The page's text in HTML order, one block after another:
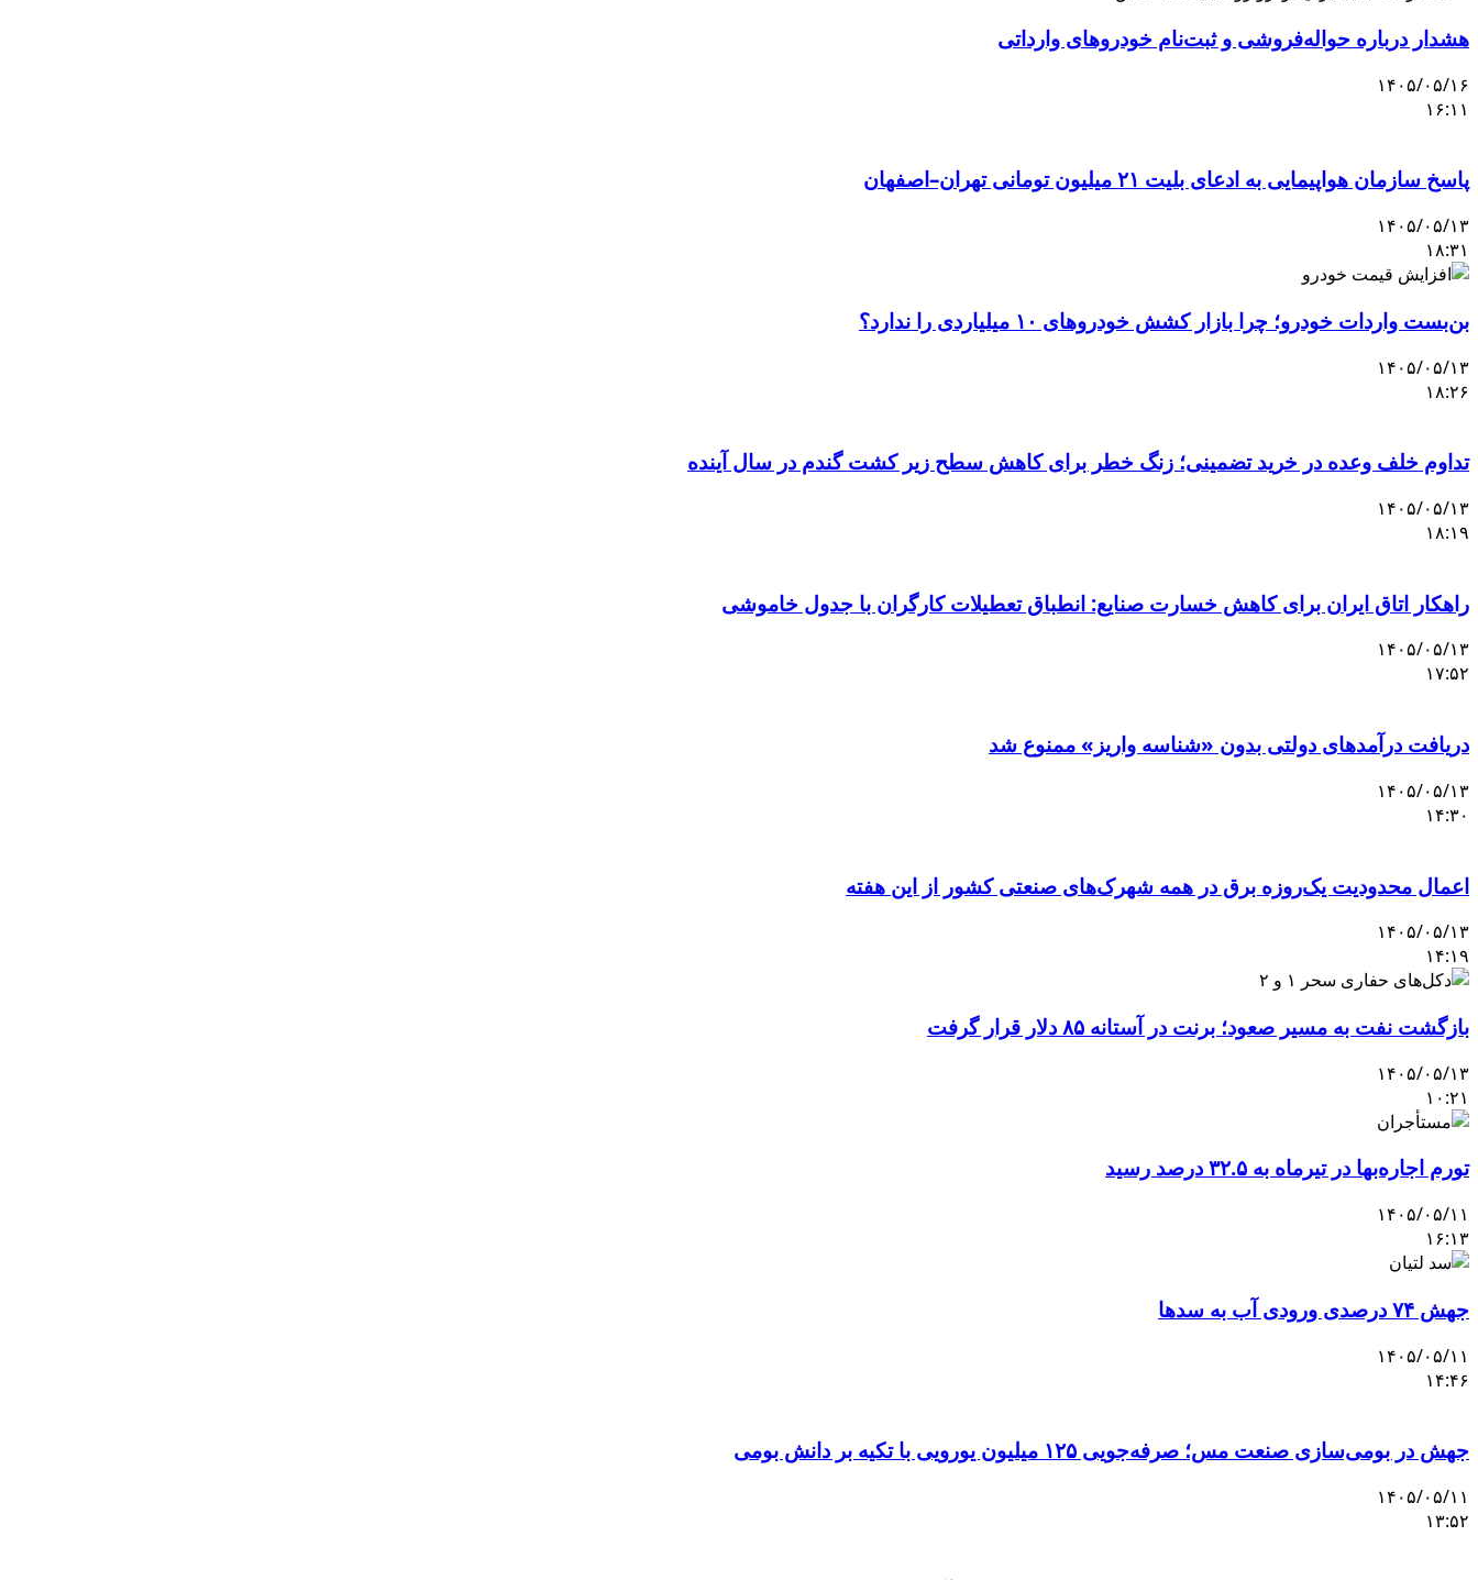
هشدار درباره حواله‌فروشی و ثبت‌نام خودروهای وارداتی
۱۴۰۵/۰۵/۱۶
۱۶:۱۱
پاسخ سازمان هواپیمایی به ادعای بلیت ۲۱ میلیون تومانی تهران–اصفهان
۱۴۰۵/۰۵/۱۳
۱۸:۳۱
بن‌بست واردات خودرو؛ چرا بازار کشش خودروهای ۱۰ میلیاردی را ندارد؟
۱۴۰۵/۰۵/۱۳
۱۸:۲۶
تداوم خلف وعده در خرید تضمینی؛ زنگ خطر برای کاهش سطح زیر کشت گندم در سال آینده
۱۴۰۵/۰۵/۱۳
۱۸:۱۹
راهکار اتاق ایران برای کاهش خسارت صنایع: انطباق تعطیلات کارگران با جدول خاموشی
۱۴۰۵/۰۵/۱۳
۱۷:۵۲
دریافت درآمدهای دولتی بدون «شناسه واریز» ممنوع شد
۱۴۰۵/۰۵/۱۳
۱۴:۳۰
اعمال محدودیت یک‌روزه برق در همه شهرک‌های صنعتی کشور از این هفته
۱۴۰۵/۰۵/۱۳
۱۴:۱۹
بازگشت نفت به مسیر صعود؛ برنت در آستانه ۸۵ دلار قرار گرفت
۱۴۰۵/۰۵/۱۳
۱۰:۲۱
تورم اجاره‌بها در تیرماه به ۳۲.۵ درصد رسید
۱۴۰۵/۰۵/۱۱
۱۶:۱۳
جهش ۷۴ درصدی ورودی آب به سدها
۱۴۰۵/۰۵/۱۱
۱۴:۴۶
جهش در بومی‌سازی صنعت مس؛ صرفه‌جویی ۱۲۵ میلیون یورویی با تکیه بر دانش بومی
۱۴۰۵/۰۵/۱۱
۱۳:۵۲